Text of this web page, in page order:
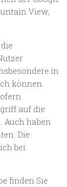
View,
in
können
auf die
Auch haben
Die
bei
finden Sie